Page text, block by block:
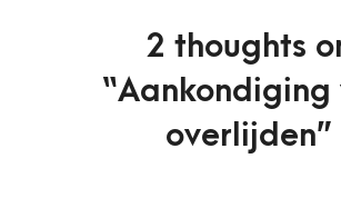
2 thoughts
“Aankondiging
overlijden”